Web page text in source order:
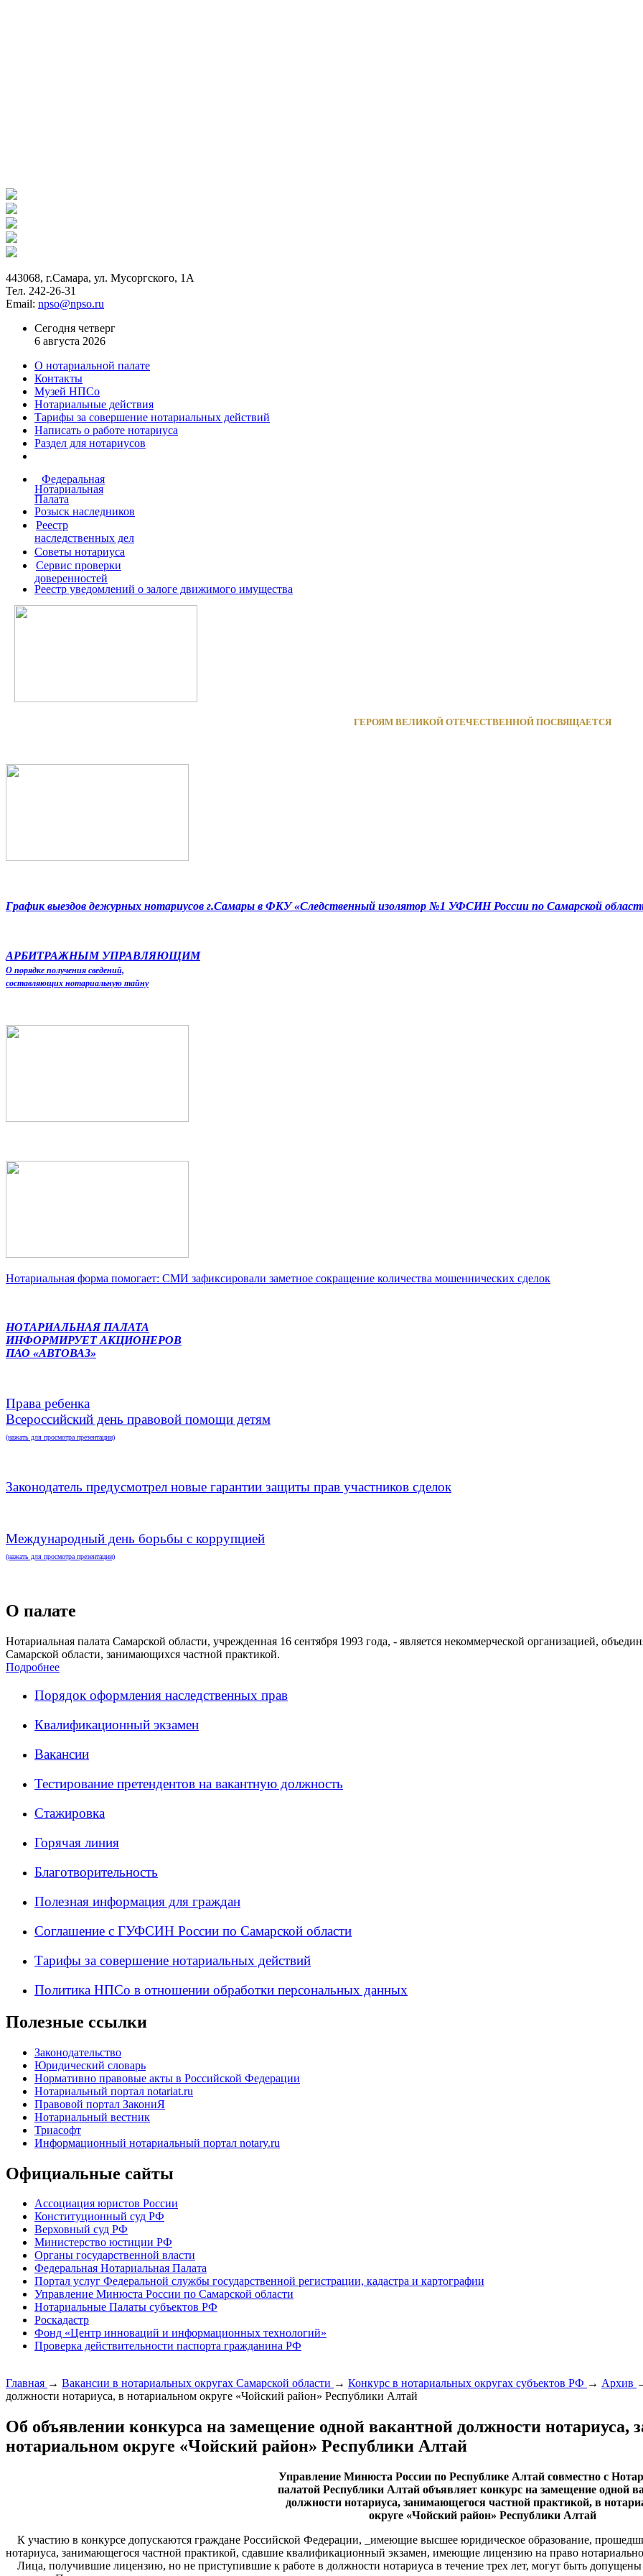
443068, г.Самара, ул. Мусоргского, 1А
Тел. 242-26-31
Email: npso@npso.ru
Сегодня четверг
6 августа 2026
О нотариальной палате
Контакты
Музей НПСо
Нотариальные действия
Тарифы за совершение нотариальных действий
Написать о работе нотариуса
Раздел для нотариусов
Федеральная
Нотариальная
Палата
Розыск наследников
Реестр
наследственных дел
Советы нотариуса
Сервис проверки
доверенностей
Реестр уведомлений о залоге движимого имущества
ГЕРОЯМ ВЕЛИКОЙ ОТЕЧЕСТВЕННОЙ ПОСВЯЩАЕТСЯ
График выездов дежурных нотариусов г.Самары в ФКУ «Следственный изолятор №1 УФСИН России по Самарской
АРБИТРАЖНЫМ УПРАВЛЯЮЩИМ
О порядке получения сведений,
составляющих нотариальную тайну
Нотариальная форма помогает: СМИ зафиксировали заметное сокращение количества мошеннических сделок
НОТАРИАЛЬНАЯ ПАЛАТА
ИНФОРМИРУЕТ АКЦИОНЕРОВ
ПАО «АВТОВАЗ»
Права ребенка
Всероссийский день правовой помощи детям
(нажать для просмотра презентации)
Законодатель предусмотрел новые гарантии защиты прав участников сделок
Международный день борьбы с коррупцией
(нажать для просмотра презентации)
О палате
Нотариальная палата Самарской области, учрежденная 16 сентября 1993 года, - является некоммерческой организацией,
Самарской области, занимающихся частной практикой.
Подробнее
Порядок оформления наследственных прав
Квалификационный экзамен
Вакансии
Тестирование претендентов на вакантную должность
Стажировка
Горячая линия
Благотворительность
Полезная информация для граждан
Соглашение с ГУФСИН России по Самарской области
Тарифы за совершение нотариальных действий
Политика НПСо в отношении обработки персональных данных
Полезные ссылки
Законодательство
Юридический словарь
Нормативно правовые акты в Российской Федерации
Нотариальный портал notariat.ru
Правовой портал ЗакониЯ
Нотариальный вестник
Триасофт
Информационный нотариальный портал notary.ru
Официальные сайты
Ассоциация юристов России
Конституционный суд РФ
Верховный суд РФ
Министерство юстиции РФ
Органы государственной власти
Федеральная Нотариальная Палата
Портал услуг Федеральной службы государственной регистрации, кадастра и картографии
Управление Минюста России по Самарской области
Нотариальные Палаты субъектов РФ
Роскадастр
Фонд «Центр инноваций и информационных технологий»
Проверка действительности паспорта гражданина РФ
Главная → Вакансии в нотариальных округах Самарской области → Конкурс в нотариальных округах субъектов РФ → Архив
должности нотариуса, в нотариальном округе «Чойский район» Республики Алтай
Об объявлении конкурса на замещение одной вакантной должности нотариуса,
нотариальном округе «Чойский район» Республики Алтай
Управление Минюста России по Республике Алтай совместно с
палатой Республики Алтай объявляет конкурс на замещение одной
должности нотариуса, занимающегося частной практикой, в
округе «Чойский район» Республики Алтай
К участию в конкурсе допускаются граждане Российской Федерации, _имеющие высшее юридическое образование,
нотариуса, занимающегося частной практикой, сдавшие квалификационный экзамен, имеющие лицензию на право
Лица, получившие лицензию, но не приступившие к работе в должности нотариуса в течение трех лет, могут быть